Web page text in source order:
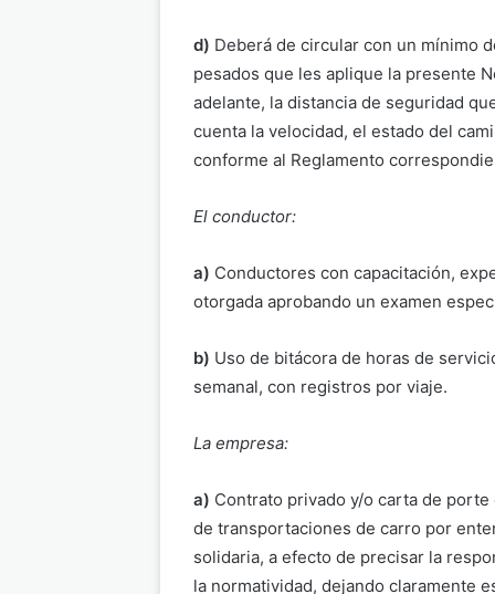
d) Deberá de circular con un mínimo
pesados que les aplique la presente
adelante, la distancia de seguridad
cuenta la velocidad, el estado del
conforme al Reglamento
El conductor:
a) Conductores con capacitación,
otorgada aprobando un examen
b) Uso de bitácora de horas de
semanal, con registros por viaje.
La empresa:
a) Contrato privado y/o carta de
de transportaciones de carro por
solidaria, a efecto de precisar la
la normatividad, dejando claramente